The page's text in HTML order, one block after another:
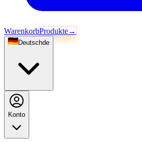
WarenkorbProdukte→
Deutschde
Konto